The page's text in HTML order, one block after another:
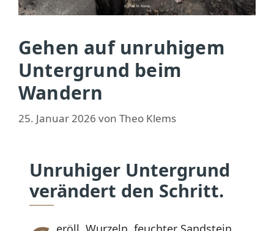
Gehen auf unruhigem
Untergrund beim
Wandern
25. Januar 2026 von Theo Klems
Unruhiger Untergrund
verändert den Schritt.